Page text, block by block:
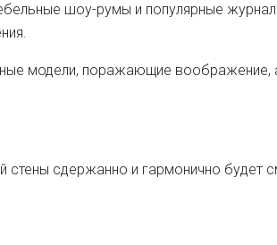
шоу-румы и популярные
модели, поражающие воображение,
стены сдержанно и гармонично будет